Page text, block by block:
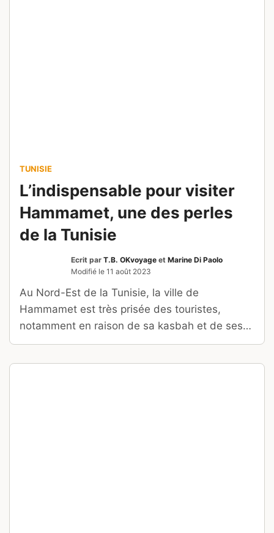
TUNISIE
L’indispensable pour visiter
Hammamet, une des perles
de la Tunisie
Ecrit par T.B. OKvoyage et Marine Di Paolo
Modifié le 11 août 2023
Au Nord-Est de la Tunisie, la ville de
Hammamet est très prisée des touristes,
notamment en raison de sa kasbah et de ses
somptueuses plages.